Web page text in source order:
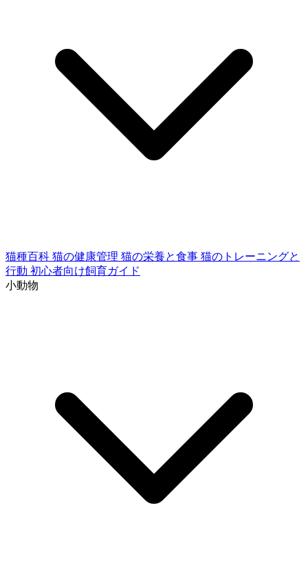
猫種百科 猫の健康管理 猫の栄養と食事 猫のトレーニングと
行動 初心者向け飼育ガイド
小動物